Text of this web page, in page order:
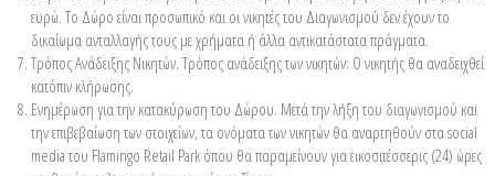
ευρώ. Το Δώρο είναι προσωπικό και οι νικητές του Διαγωνισμού δεν έχουν το
δικαίωμα ανταλλαγής τους με χρήματα ή άλλα αντικατάστατα πράγματα.
Τρόπος Ανάδειξης Νικητών. Τρόπος ανάδειξης των νικητών: Ο νικητής θα αναδειχθεί
κατόπιν κλήρωσης.
Ενημέρωση για την κατακύρωση του Δώρου. Μετά την λήξη του διαγωνισμού και
την επιβεβαίωση των στοιχείων, τα ονόματα των νικητών θα αναρτηθούν στα social
media του Flamingo Retail Park όπου θα παραμείνουν για εικοσιτέσσερις (24) ώρες